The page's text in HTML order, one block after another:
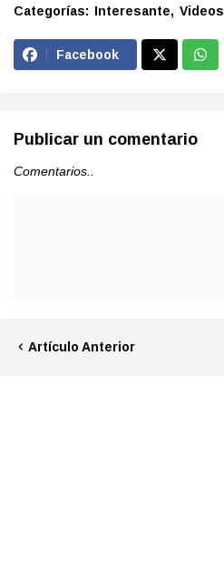
Categorías: Interesante Videos
Facebook
Publicar un comentario
Comentarios..
Artículo Anterior